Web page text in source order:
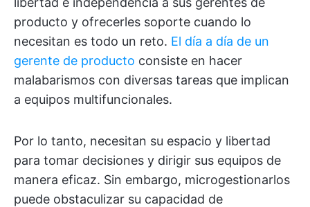
producto y ofrecerles soporte cuando lo
necesitan es todo un reto. El día a día de un
gerente de producto consiste en hacer
malabarismos con diversas tareas que implican
a equipos multifuncionales.
Por lo tanto, necesitan su espacio y libertad
para tomar decisiones y dirigir sus equipos de
manera eficaz. Sin embargo, microgestionarlos
puede obstaculizar su capacidad de